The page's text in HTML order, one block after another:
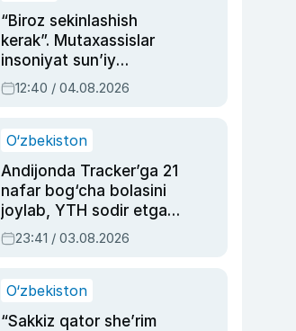
“Biroz sekinlashish
kerak”. Mutaxassislar
insoniyat sun’iy
intellektni boshqara
olmay qolishidan xavotir
12:40 / 04.08.2026
O‘zbekiston
Andijonda Tracker’ga 21
nafar bog‘cha bolasini
joylab, YTH sodir etgan
ayolga sud hukmi o‘qildi
23:41 / 03.08.2026
O‘zbekiston
“Sakkiz qator she’rim